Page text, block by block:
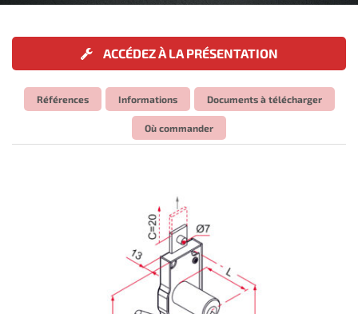
ACCÉDEZ À LA PRÉSENTATION
Références Informations Documents à télécharger
Où commander